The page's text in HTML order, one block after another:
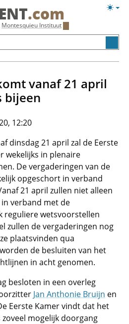
.com
Montesquieu Instituut
vanaf 21 april
bijeen
12:20
dinsdag 21 april zal de Eerste
wekelijks in plenaire
De vergaderingen van de
opgeschort in verband
21 april zullen niet alleen
verband met de
reguliere wetsvoorstellen
zullen de vergaderingen nog
plaatsvinden qua
de besluiten van het
in acht genomen.
besloten in een overleg
Jan Anthonie Bruijn en
Eerste Kamer vindt dat het
mogelijk doorgang